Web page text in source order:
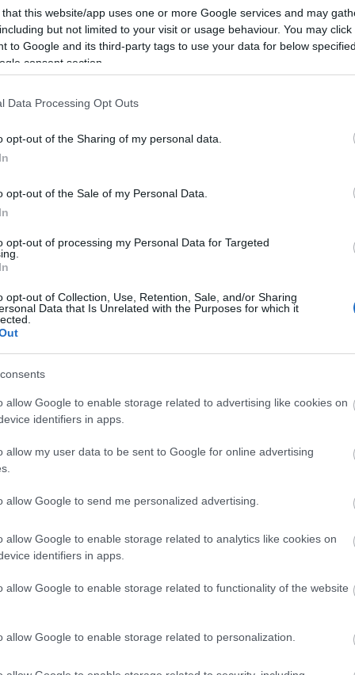
that this website/app uses one or more Google services and may
but not limited to your visit or usage behaviour. You may
to Google and its third-party tags to use your data for below
consent section.
Data Processing Opt Outs
opt-out of the Sharing of my personal data.
opt-out of the Sale of my Personal Data.
opt-out of processing my Personal Data for Targeted
opt-out of Collection, Use, Retention, Sale, and/or Sharing
Data that Is Unrelated with the Purposes for which it
allow Google to enable storage related to advertising like cookies on
identifiers in apps.
allow my user data to be sent to Google for online advertising
allow Google to send me personalized advertising.
allow Google to enable storage related to analytics like cookies on
identifiers in apps.
allow Google to enable storage related to functionality of the website
allow Google to enable storage related to personalization.
műtárgy
amelyből Európában egyetlen sincsen, és a
556 méter, melyből a 307 méter hosszú
egyedivé teszi a látványt. A
függesztett hídpálya pedig
a pilonokhoz rögzítve. A híd pilonok